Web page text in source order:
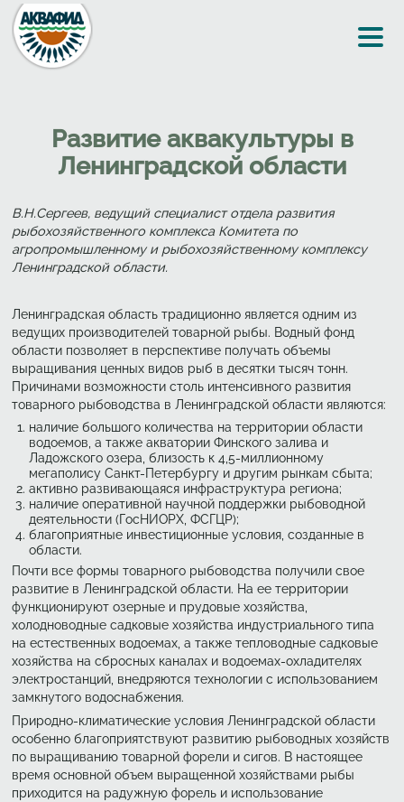
Перейти к основному содержанию
Развитие аквакультуры в
Ленинградской области
В.Н.Сергеев, ведущий специалист отдела развития
рыбохозяйственного комплекса Комитета по
агропромышленному и рыбохозяйственному комплексу
Ленинградской области.
Ленинградская область традиционно является одним из
ведущих производителей товарной рыбы. Водный фонд
области позволяет в перспективе получать объемы
выращивания ценных видов рыб в десятки тысяч тонн.
Причинами возможности столь интенсивного развития
товарного рыбоводства в Ленинградской области являются:
наличие большого количества на территории области
водоемов, а также акватории Финского залива и
Ладожского озера, близость к 4,5-миллионному
мегаполису Санкт-Петербургу и другим рынкам сбыта;
активно развивающаяся инфраструктура региона;
наличие оперативной научной поддержки рыбоводной
деятельности (ГосНИОРХ, ФСГЦР);
благоприятные инвестиционные условия, созданные в
области.
Почти все формы товарного рыбоводства получили свое
развитие в Ленинградской области. На ее территории
функционируют озерные и прудовые хозяйства,
холодноводные садковые хозяйства индустриального типа
на естественных водоемах, а также тепловодные садковые
хозяйства на сбросных каналах и водоемах-охладителях
электростанций, внедряются технологии с использованием
замкнутого водоснабжения.
Природно-климатические условия Ленинградской области
особенно благоприятствуют развитию рыбоводных хозяйств
по выращиванию товарной форели и сигов. В настоящее
время основной объем выращенной хозяйствами рыбы
приходится на радужную форель и использование